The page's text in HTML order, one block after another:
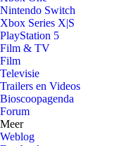
Nintendo Switch
Xbox Series X|S
PlayStation 5
Film & TV
Film
Televisie
Trailers en Videos
Bioscoopagenda
Forum
Meer
Weblog